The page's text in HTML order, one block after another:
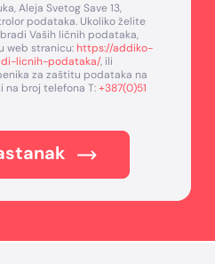
Aleja Svetog Save 13,
podataka. Ukoliko želite
Vaših ličnih podataka,
web stranicu:https://addiko-
licnih-podataka/, ili
za zaštitu podataka na
na broj telefona T:+387(0)51